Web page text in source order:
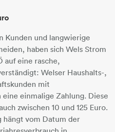
Kunden und langwierige
haben sich Wels Strom
auf eine rasche,
Welser Haushalts-,
mit
einmalige Zahlung. Diese
zwischen 10 und 125 Euro.
hängt vom Datum der